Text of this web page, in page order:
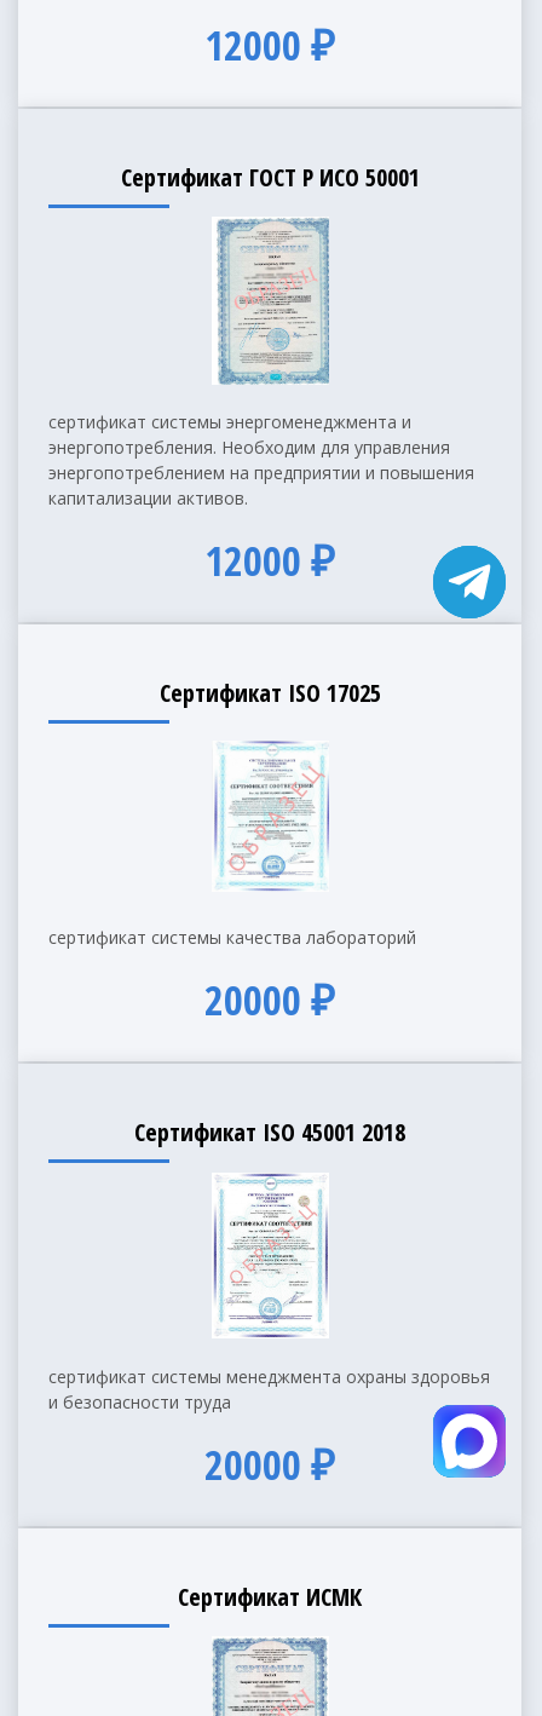
12000 ₽
Сертификат ГОСТ Р ИСО 50001
сертификат системы энергоменеджмента и
энергопотребления. Необходим для управления
энергопотреблением на предприятии и повышения
капитализации активов.
12000 ₽
Сертификат ISO 17025
сертификат системы качества лабораторий
20000 ₽
Сертификат ISO 45001 2018
сертификат системы менеджмента охраны здоровья
и безопасности труда
20000 ₽
Сертификат ИСМК